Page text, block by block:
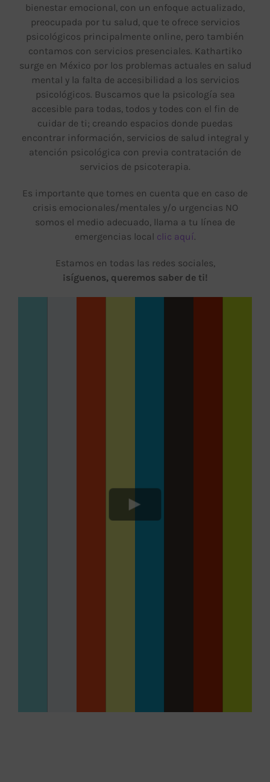
Blog
Contacto
bienestar emocional, con un enfoque actualizado,
preocupada por tu salud, que te ofrece servicios
psicológicos principalmente online, pero también
contamos con servicios presenciales. Kathartiko
surge en México por los problemas actuales en salud
mental y la falta de accesibilidad a los servicios
psicológicos. Buscamos que la psicología sea
accesible para todas, todos y todes con el fin de
cuidar de ti; creando espacios donde puedas
encontrar información, servicios de salud integral y
atención psicológica con previa contratación de
servicios de psicoterapia.
Es importante que tomes en cuenta que en caso de
crisis emocionales/mentales y/o urgencias NO
somos el medio adecuado, llama a tu línea de
emergencias local clic aquí.
Estamos en todas las redes sociales,
¡síguenos, queremos saber de ti!